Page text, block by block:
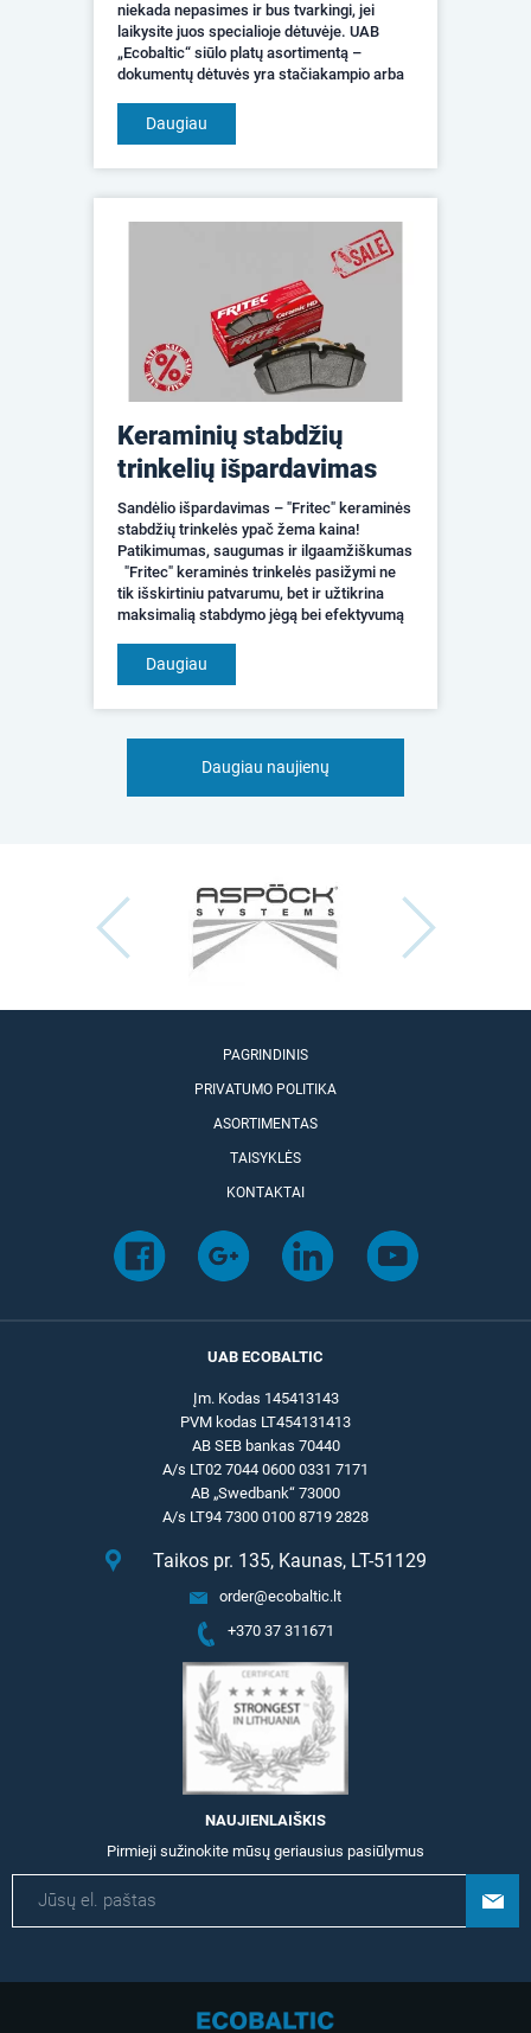
niekada nepasimes ir bus tvarkingi, jei
laikysite juos specialioje dėtuvėje. UAB
„Ecobaltic“ siūlo platų asortimentą –
dokumentų dėtuvės yra stačiakampio arba
nebrangios. ...
Daugiau
Keraminių stabdžių
trinkelių išpardavimas
Sandėlio išpardavimas – "Fritec" keraminės
stabdžių trinkelės ypač žema kaina!
Patikimumas, saugumas ir ilgaamžiškumas
"Fritec" keraminės trinkelės pasižymi ne
tik išskirtiniu patvarumu, bet ir užtikrina
maksimalią stabdymo jėgą bei efektyvumą
Daugiau
Daugiau naujienų
PAGRINDINIS
PRIVATUMO POLITIKA
ASORTIMENTAS
TAISYKLĖS
KONTAKTAI
UAB ECOBALTIC
Įm. Kodas 145413143
PVM kodas LT454131413
AB SEB bankas 70440
A/s LT02 7044 0600 0331 7171
AB „Swedbank“ 73000
A/s LT94 7300 0100 8719 2828
Taikos pr. 135, Kaunas, LT-51129
order@ecobaltic.lt
+370 37 311671
NAUJIENLAIŠKIS
Pirmieji sužinokite mūsų geriausius pasiūlymus